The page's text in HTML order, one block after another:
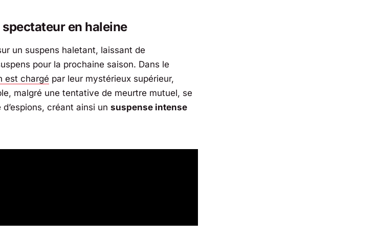
en haleine
un suspens haletant, laissant de
pour la prochaine saison. Dans le
est chargé par leur mystérieux supérieur,
malgré une tentative de meurtre mutuel, se
créant ainsi un suspense intense